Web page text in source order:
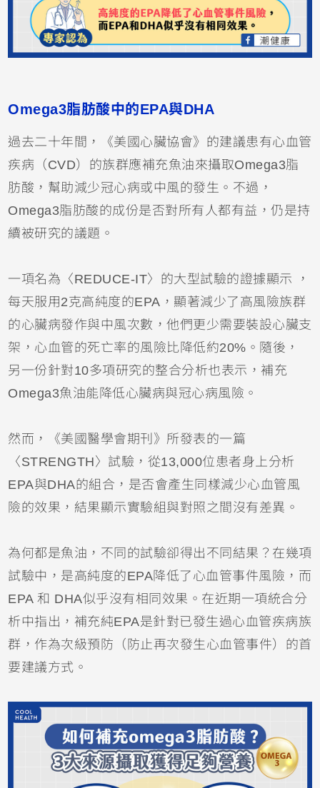
Omega3脂肪酸中的EPA與DHA
過去二十年間，《美國心臟協會》的建議患有心血管
疾病（CVD）的族群應補充魚油來攝取Omega3脂
肪酸，幫助減少冠心病或中風的發生。不過，
Omega3脂肪酸的成份是否對所有人都有益，仍是持
續被研究的議題。
一項名為〈REDUCE-IT〉的大型試驗的證據顯示 ，
每天服用2克高純度的EPA，顯著減少了高風險族群
的心臟病發作與中風次數，他們更少需要裝設心臟支
架，心血管的死亡率的風險比降低約20%。隨後，
另一份針對10多項研究的整合分析也表示，補充
Omega3魚油能降低心臟病與冠心病風險。
然而，《美國醫學會期刊》所發表的一篇
〈STRENGTH〉試驗，從13,000位患者身上分析
EPA與DHA的組合，是否會產生同樣減少心血管風
險的效果，結果顯示實驗組與對照之間沒有差異。
為何都是魚油，不同的試驗卻得出不同結果？在幾項
試驗中，是高純度的EPA降低了心血管事件風險，而
EPA 和 DHA似乎沒有相同效果。在近期一項統合分
析中指出，補充純EPA是針對已發生過心血管疾病族
群，作為次級預防（防止再次發生心血管事件）的首
要建議方式。